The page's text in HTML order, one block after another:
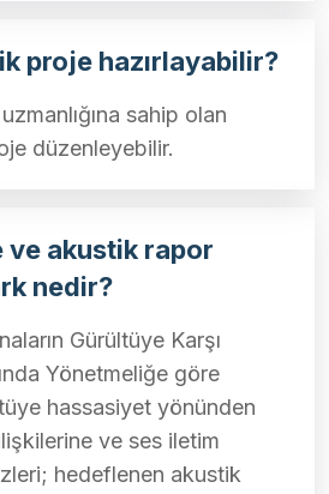
proje hazırlayabilir?
sahip olan
düzenleyebilir.
ve akustik rapor
nedir?
Gürültüye Karşı
Yönetmeliğe göre
hassasiyet yönünden
ve ses iletim
hedeflenen akustik